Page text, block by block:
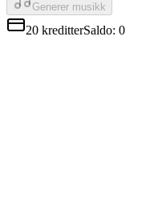
Generer musikk
20 kreditterSaldo: 0